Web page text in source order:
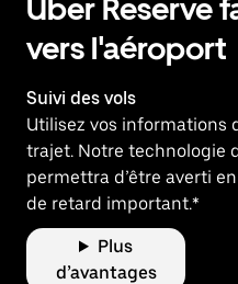
Uber Reserve
vers l'aéroport
Suivi des vols
Utilisez vos informations
trajet. Notre technologie
permettra d’être averti
de retard important.*
Plus
d’avantages